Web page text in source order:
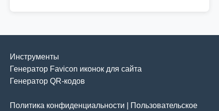
Инструменты
Генератор Favicon иконок для сайта
Генератор QR-кодов
Политика конфиденциальности
Пользовательское